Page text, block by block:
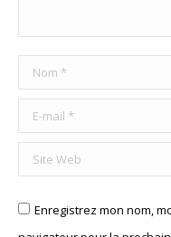
Nom *
E-mail *
Site Web
Enregistrez mon nom,